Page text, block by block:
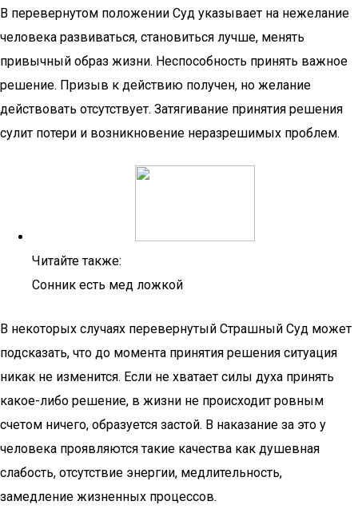
В перевернутом положении Суд указывает на нежелание
человека развиваться, становиться лучше, менять
привычный образ жизни. Неспособность принять важное
решение. Призыв к действию получен, но желание
действовать отсутствует. Затягивание принятия решения
сулит потери и возникновение неразрешимых проблем.
Читайте также:
Сонник есть мед ложкой
В некоторых случаях перевернутый Страшный Суд может
подсказать, что до момента принятия решения ситуация
никак не изменится. Если не хватает силы духа принять
какое-либо решение, в жизни не происходит ровным
счетом ничего, образуется застой. В наказание за это у
человека проявляются такие качества как душевная
слабость, отсутствие энергии, медлительность,
замедление жизненных процессов.